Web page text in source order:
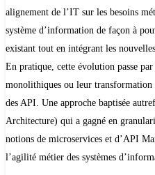
alignement de l’IT sur les besoins
système d’information de façon à
existant tout en intégrant les
En pratique, cette évolution passe
monolithiques ou leur transformation
des API. Une approche baptisée
Architecture) qui a gagné en
notions de microservices et d’API
l’agilité métier des systèmes